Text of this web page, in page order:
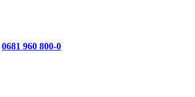
0681 960 800-0